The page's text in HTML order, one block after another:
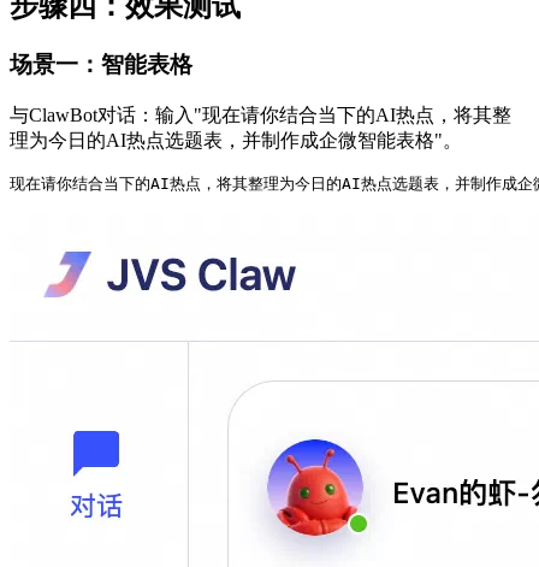
步骤四：效果测试
场景一：智能表格
与ClawBot对话：输入"现在请你结合当下的AI热点，将其整
理为今日的AI热点选题表，并制作成企微智能表格"。